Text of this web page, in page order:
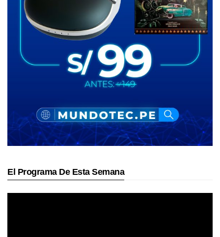
El Programa De Esta Semana